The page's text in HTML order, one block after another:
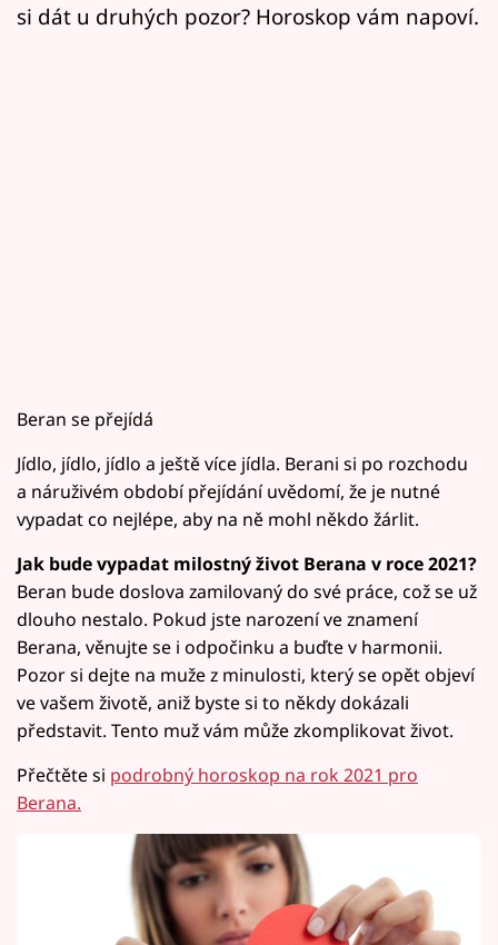
si dát u druhých pozor? Horoskop vám napoví.
Beran se přejídá
Jídlo, jídlo, jídlo a ještě více jídla. Berani si po rozchodu
a náruživém období přejídání uvědomí, že je nutné
vypadat co nejlépe, aby na ně mohl někdo žárlit.
Jak bude vypadat milostný život Berana v roce 2021?
Beran bude doslova zamilovaný do své práce, což se už
dlouho nestalo. Pokud jste narození ve znamení
Berana, věnujte se i odpočinku a buďte v harmonii.
Pozor si dejte na muže z minulosti, který se opět objeví
ve vašem životě, aniž byste si to někdy dokázali
představit. Tento muž vám může zkomplikovat život.
Přečtěte si podrobný horoskop na rok 2021 pro
Berana.